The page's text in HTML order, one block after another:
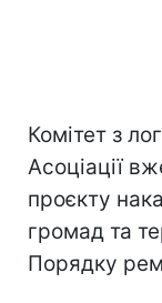
Комітет з
Асоціації
проєкту
громад та
Порядку